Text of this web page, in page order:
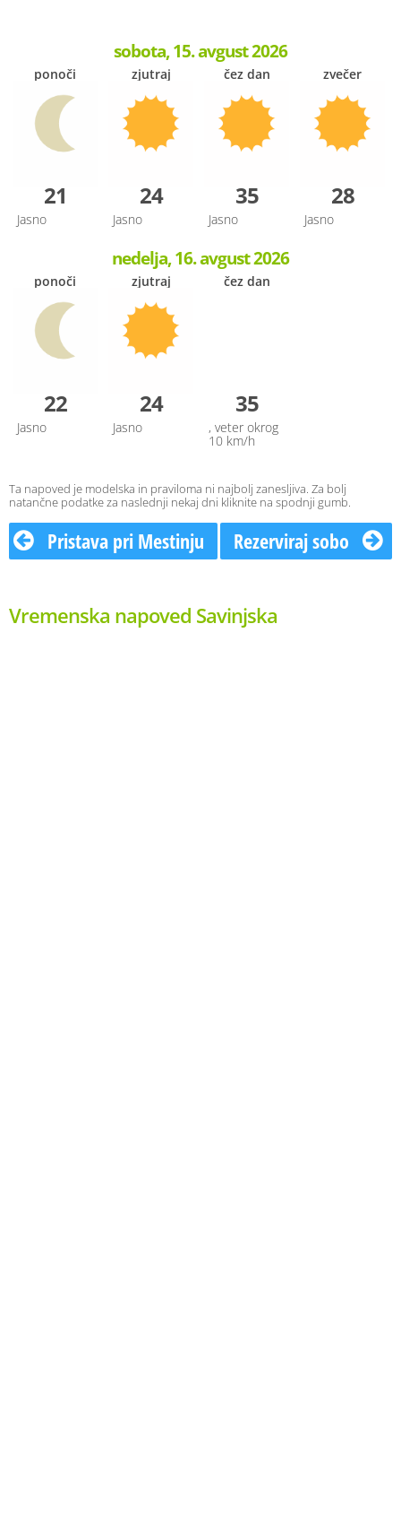
sobota, 15. avgust 2026
ponoči
21
Jasno
zjutraj
24
Jasno
čez dan
35
Jasno
zvečer
28
Jasno
nedelja, 16. avgust 2026
ponoči
22
Jasno
zjutraj
24
Jasno
čez dan
35
, veter okrog
10 km/h
Ta napoved je modelska in praviloma ni najbolj zanesljiva. Za bolj
natančne podatke za naslednji nekaj dni kliknite na spodnji gumb.
Pristava pri Mestinju Rezerviraj sobo
Vremenska napoved Savinjska